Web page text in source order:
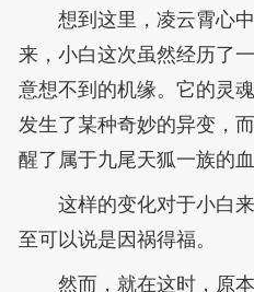
想到这里，凌云霄心
来，小白这次虽然经历了
意想不到的机缘。它的灵
发生了某种奇妙的异变，
醒了属于九尾天狐一族的血
这样的变化对于小白
至可以说是因祸得福。
然而，就在这时，原